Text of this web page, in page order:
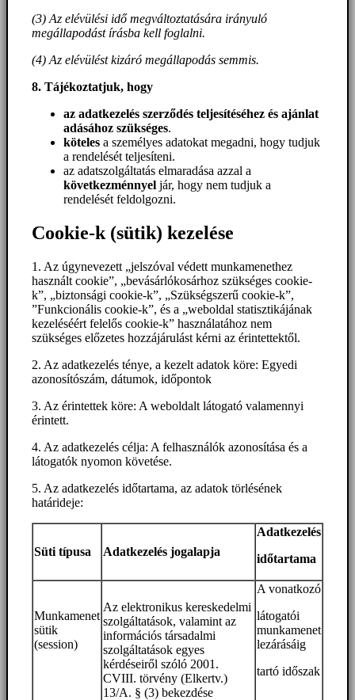
(3) Az elévülési idő megváltoztatására irányuló
megállapodást írásba kell foglalni.
(4) Az elévülést kizáró megállapodás semmis.
8. Tájékoztatjuk, hogy
az adatkezelés szerződés teljesítéséhez és ajánlat
adásához szükséges.
köteles a személyes adatokat megadni, hogy tudjuk
a rendelését teljesíteni.
az adatszolgáltatás elmaradása azzal a
következménnyel jár, hogy nem tudjuk a
rendelését feldolgozni.
Cookie-k (sütik) kezelése
1. Az úgynevezett „jelszóval védett munkamenethez
használt cookie”, „bevásárlókosárhoz szükséges cookie-
k”, „biztonsági cookie-k”, „Szükségszerű cookie-k”,
”Funkcionális cookie-k”, és a „weboldal statisztikájának
kezeléséért felelős cookie-k” használatához nem
szükséges előzetes hozzájárulást kérni az érintettektől.
2. Az adatkezelés ténye, a kezelt adatok köre: Egyedi
azonosítószám, dátumok, időpontok
3. Az érintettek köre: A weboldalt látogató valamennyi
érintett.
4. Az adatkezelés célja: A felhasználók azonosítása és a
látogatók nyomon követése.
5. Az adatkezelés időtartama, az adatok törlésének
határideje:
Süti típusa Adatkezelés jogalapja
Adatkezelés
időtartama
Munkamenet
sütik
(session)
Az elektronikus kereskedelmi
szolgáltatások, valamint az
információs társadalmi
szolgáltatások egyes
kérdéseiről szóló 2001.
CVIII. törvény (Elkertv.)
13/A. § (3) bekezdése
A vonatkozó
látogatói
munkamenet
lezárásáig
tartó időszak